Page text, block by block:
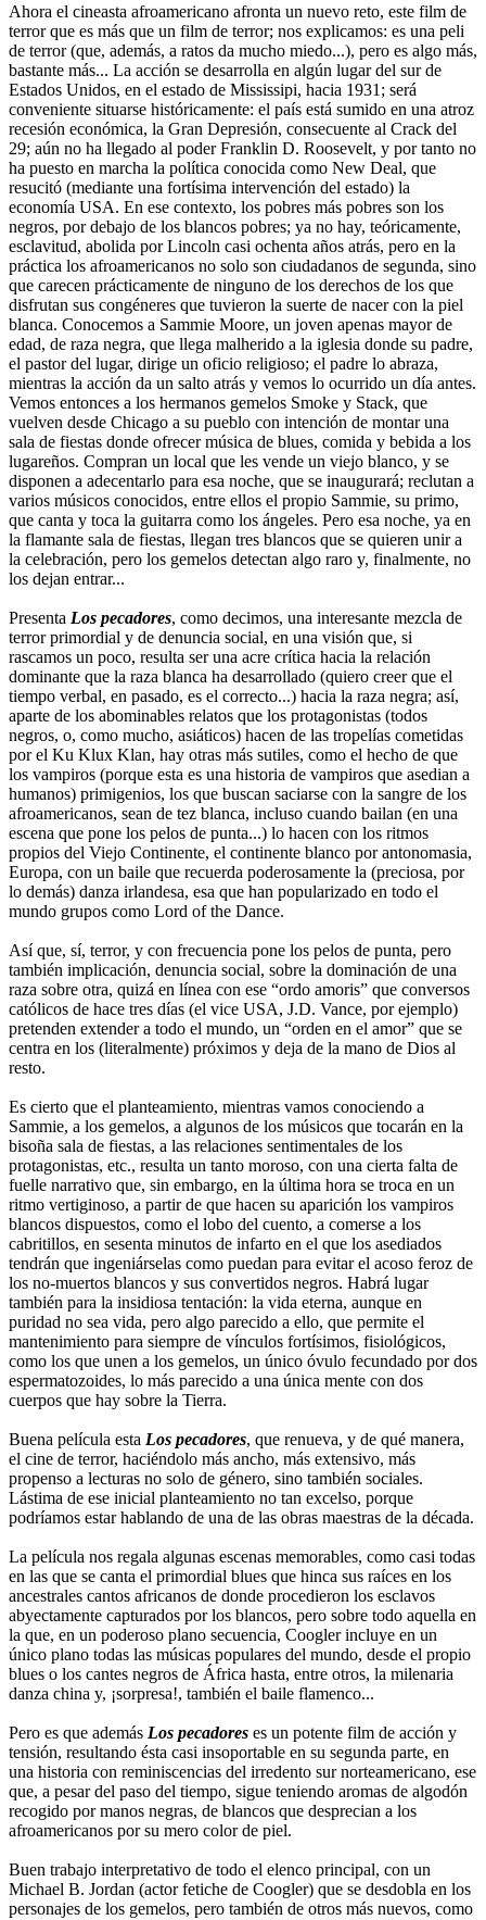
Ahora el cineasta afroamericano afronta un nuevo reto, este film de
terror que es más que un film de terror; nos explicamos: es una peli
de terror (que, además, a ratos da mucho miedo...), pero es algo más,
bastante más... La acción se desarrolla en algún lugar del sur de
Estados Unidos, en el estado de Mississipi, hacia 1931; será
conveniente situarse históricamente: el país está sumido en una atroz
recesión económica, la Gran Depresión, consecuente al Crack del
29; aún no ha llegado al poder Franklin D. Roosevelt, y por tanto no
ha puesto en marcha la política conocida como New Deal, que
resucitó (mediante una fortísima intervención del estado) la
economía USA. En ese contexto, los pobres más pobres son los
negros, por debajo de los blancos pobres; ya no hay, teóricamente,
esclavitud, abolida por Lincoln casi ochenta años atrás, pero en la
práctica los afroamericanos no solo son ciudadanos de segunda, sino
que carecen prácticamente de ninguno de los derechos de los que
disfrutan sus congéneres que tuvieron la suerte de nacer con la piel
blanca. Conocemos a Sammie Moore, un joven apenas mayor de
edad, de raza negra, que llega malherido a la iglesia donde su padre,
el pastor del lugar, dirige un oficio religioso; el padre lo abraza,
mientras la acción da un salto atrás y vemos lo ocurrido un día antes.
Vemos entonces a los hermanos gemelos Smoke y Stack, que
vuelven desde Chicago a su pueblo con intención de montar una
sala de fiestas donde ofrecer música de blues, comida y bebida a los
lugareños. Compran un local que les vende un viejo blanco, y se
disponen a adecentarlo para esa noche, que se inaugurará; reclutan a
varios músicos conocidos, entre ellos el propio Sammie, su primo,
que canta y toca la guitarra como los ángeles. Pero esa noche, ya en
la flamante sala de fiestas, llegan tres blancos que se quieren unir a
la celebración, pero los gemelos detectan algo raro y, finalmente, no
los dejan entrar...
Presenta Los pecadores, como decimos, una interesante mezcla de
terror primordial y de denuncia social, en una visión que, si
rascamos un poco, resulta ser una acre crítica hacia la relación
dominante que la raza blanca ha desarrollado (quiero creer que el
tiempo verbal, en pasado, es el correcto...) hacia la raza negra; así,
aparte de los abominables relatos que los protagonistas (todos
negros, o, como mucho, asiáticos) hacen de las tropelías cometidas
por el Ku Klux Klan, hay otras más sutiles, como el hecho de que
los vampiros (porque esta es una historia de vampiros que asedian a
humanos) primigenios, los que buscan saciarse con la sangre de los
afroamericanos, sean de tez blanca, incluso cuando bailan (en una
escena que pone los pelos de punta...) lo hacen con los ritmos
propios del Viejo Continente, el continente blanco por antonomasia,
Europa, con un baile que recuerda poderosamente la (preciosa, por
lo demás) danza irlandesa, esa que han popularizado en todo el
mundo grupos como Lord of the Dance.
Así que, sí, terror, y con frecuencia pone los pelos de punta, pero
también implicación, denuncia social, sobre la dominación de una
raza sobre otra, quizá en línea con ese “ordo amoris” que conversos
católicos de hace tres días (el vice USA, J.D. Vance, por ejemplo)
pretenden extender a todo el mundo, un “orden en el amor” que se
centra en los (literalmente) próximos y deja de la mano de Dios al
resto.
Es cierto que el planteamiento, mientras vamos conociendo a
Sammie, a los gemelos, a algunos de los músicos que tocarán en la
bisoña sala de fiestas, a las relaciones sentimentales de los
protagonistas, etc., resulta un tanto moroso, con una cierta falta de
fuelle narrativo que, sin embargo, en la última hora se troca en un
ritmo vertiginoso, a partir de que hacen su aparición los vampiros
blancos dispuestos, como el lobo del cuento, a comerse a los
cabritillos, en sesenta minutos de infarto en el que los asediados
tendrán que ingeniárselas como puedan para evitar el acoso feroz de
los no-muertos blancos y sus convertidos negros. Habrá lugar
también para la insidiosa tentación: la vida eterna, aunque en
puridad no sea vida, pero algo parecido a ello, que permite el
mantenimiento para siempre de vínculos fortísimos, fisiológicos,
como los que unen a los gemelos, un único óvulo fecundado por dos
espermatozoides, lo más parecido a una única mente con dos
cuerpos que hay sobre la Tierra.
Buena película esta Los pecadores, que renueva, y de qué manera,
el cine de terror, haciéndolo más ancho, más extensivo, más
propenso a lecturas no solo de género, sino también sociales.
Lástima de ese inicial planteamiento no tan excelso, porque
podríamos estar hablando de una de las obras maestras de la década.
La película nos regala algunas escenas memorables, como casi todas
en las que se canta el primordial blues que hinca sus raíces en los
ancestrales cantos africanos de donde procedieron los esclavos
abyectamente capturados por los blancos, pero sobre todo aquella en
la que, en un poderoso plano secuencia, Coogler incluye en un
único plano todas las músicas populares del mundo, desde el propio
blues o los cantes negros de África hasta, entre otros, la milenaria
danza china y, ¡sorpresa!, también el baile flamenco...
Pero es que además Los pecadores es un potente film de acción y
tensión, resultando ésta casi insoportable en su segunda parte, en
una historia con reminiscencias del irredento sur norteamericano, ese
que, a pesar del paso del tiempo, sigue teniendo aromas de algodón
recogido por manos negras, de blancos que desprecian a los
afroamericanos por su mero color de piel.
Buen trabajo interpretativo de todo el elenco principal, con un
Michael B. Jordan (actor fetiche de Coogler) que se desdobla en los
personajes de los gemelos, pero también de otros más nuevos, como